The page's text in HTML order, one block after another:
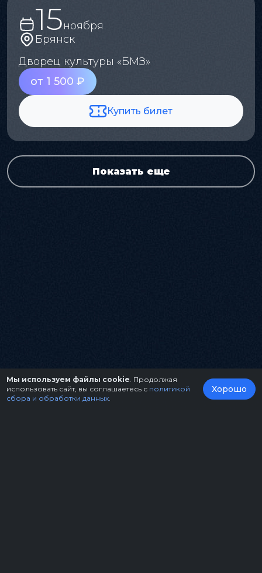
15ноября
Брянск
Дворец культуры «БМЗ»
от 1 500 ₽
Купить билет
Показать еще
Мы используем файлы cookie . Продолжая
использовать сайт, вы соглашаетесь с политикой
сбора и обработки данных
Хорошо